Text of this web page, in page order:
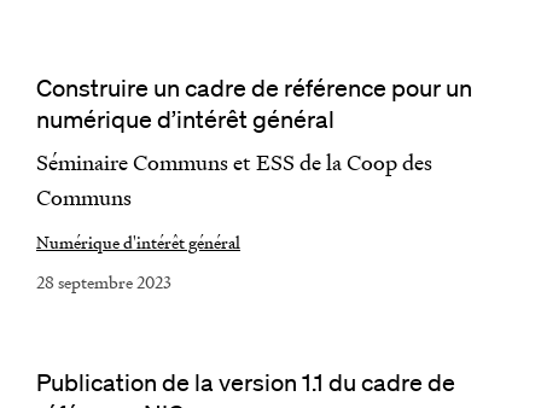
Construire un cadre de référence pour un
numérique d’intérêt général
Séminaire Communs et ESS de la Coop des
Communs
Numérique d'intérêt général
28 septembre 2023
Publication de la version 1.1 du cadre de